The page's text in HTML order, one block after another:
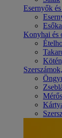
Esernyők
Konyhai és